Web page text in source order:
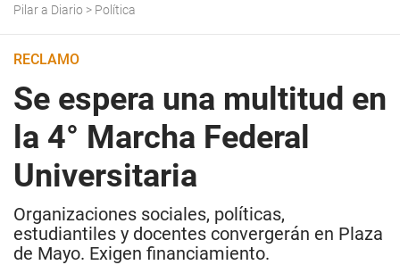
Pilar a Diario > Política
RECLAMO
Se espera una multitud en
la 4° Marcha Federal
Universitaria
Organizaciones sociales, políticas,
estudiantiles y docentes convergerán en Plaza
de Mayo. Exigen financiamiento.